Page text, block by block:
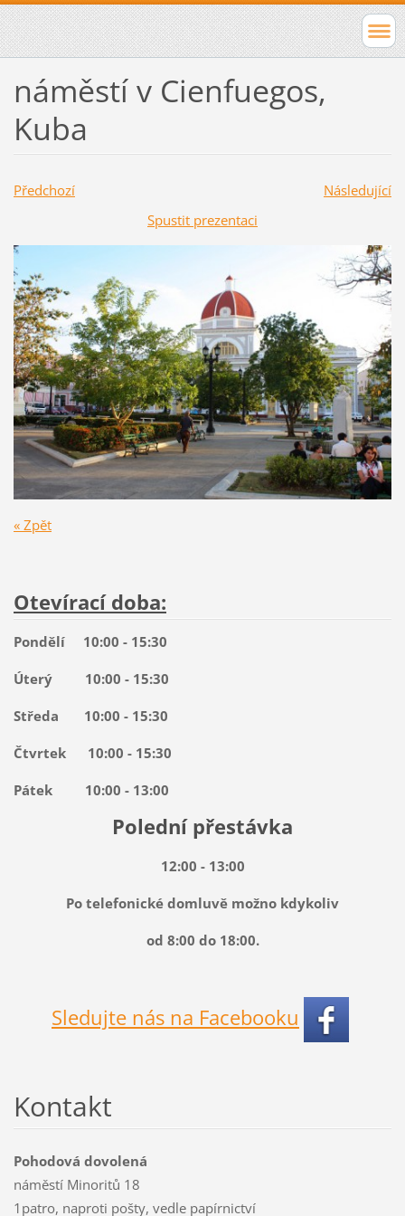
náměstí v Cienfuegos,
Kuba
Předchozí
Následující
Spustit prezentaci
« Zpět
Otevírací doba:
Pondělí 10:00 - 15:30
Úterý 10:00 - 15:30
Středa 10:00 - 15:30
Čtvrtek 10:00 - 15:30
Pátek 10:00 - 13:00
Polední přestávka
12:00 - 13:00
Po telefonické domluvě možno kdykoliv
od 8:00 do 18:00.
Sledujte nás na Facebooku
Kontakt
Pohodová dovolená
náměstí Minoritů 18
1patro, naproti pošty, vedle papírnictví